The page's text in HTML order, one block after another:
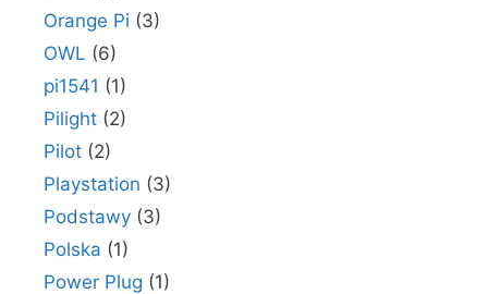
Orange Pi (3)
OWL (6)
pi1541 (1)
Pilight (2)
Pilot (2)
Playstation (3)
Podstawy (3)
Polska (1)
Power Plug (1)